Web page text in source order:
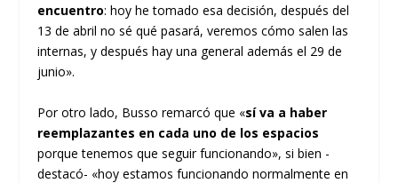
encuentro: hoy he tomado esa decisión, después del
13 de abril no sé qué pasará, veremos cómo salen las
internas, y después hay una general además el 29 de
junio».
Por otro lado, Busso remarcó que «sí va a haber
reemplazantes en cada uno de los espacios
porque tenemos que seguir funcionando», si bien -
destacó- «hoy estamos funcionando normalmente en